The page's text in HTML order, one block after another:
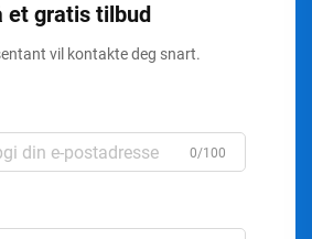
et gratis tilbud
vil kontakte deg snart.
0/100